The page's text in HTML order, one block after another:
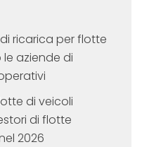
ricarica per flotte
aziende di
di veicoli
di flotte
2026